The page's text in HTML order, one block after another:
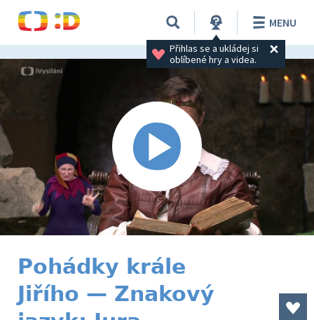
Přihlas se a ukládej si
oblíbené hry a videa.
MENU
Pohádky krále
Jiřího — Znakový